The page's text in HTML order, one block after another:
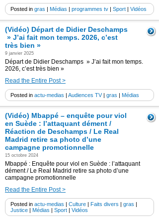
Posted in gras | Médias | programmes tv | Sport | Vidéos
(Vidéo) Départ de Didier Deschamps
» J’ai fait mon temps. 2026, c’est
très bien »
9 janvier 2025
Départ de Didier Deschamps » J’ai fait mon temps.
2026, c’est très bien »
Read the Entire Post >
Posted in actu-medias | Audiences TV| gras | Médias
(Vidéo) Mbappé – enquête pour viol
en Suède : l’attaquant dément /
Réaction de Deschamps / Le Real
Madrid retire sa photo d’une
campagne promotionnelle
15 octobre 2024
Mbappé : Enquête pour viol en Suède : l’attaquant
dément / Le Real Madrid retire sa photo d’une
campagne promotionnelle
Read the Entire Post >
Posted in actu-medias | Culture | Faits divers | gras |
Justice | Médias | Sport | Vidéos